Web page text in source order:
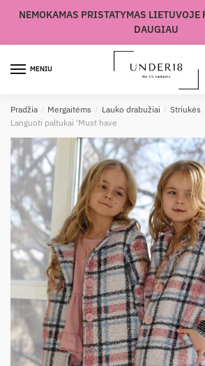
NEMOKAMAS PRISTATYMAS LIETUVOJE
DAUGIAU
MENIU
Pradžia / Mergaitėms / Lauko drabužiai / Striukės
Languoti paltukai ‘Must have